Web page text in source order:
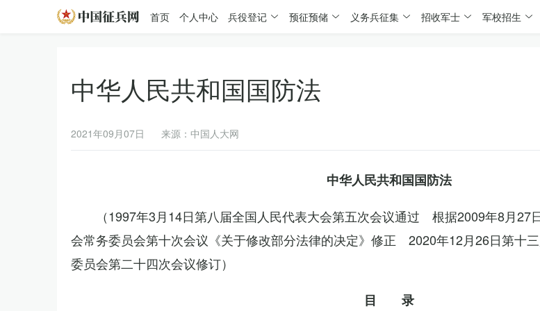
首页 个人中心 兵役登记 预征预储 义务兵征集 招收军士 军校招生
中华人民共和国国防法
2021年09月07日 来源：中国人大网
中华人民共和国国防法
（1997年3月14日第八届全国人民代表大会第五次会议通过 根据2009年8月27
会常务委员会第十次会议《关于修改部分法律的决定》修正 2020年12月26日第十
委员会第二十四次会议修订）
目 录